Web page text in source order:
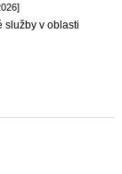
služby v oblasti